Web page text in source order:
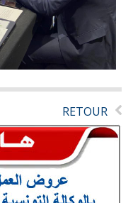
RETOUR